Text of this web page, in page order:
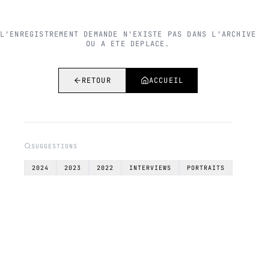
L'ENREGISTREMENT DEMANDE N'EXISTE PAS DANS L'ARCHIVE
OU A ETE DEPLACE.
RETOUR ACCUEIL
SUGGESTIONS
2024 2023 2022 INTERVIEWS PORTRAITS